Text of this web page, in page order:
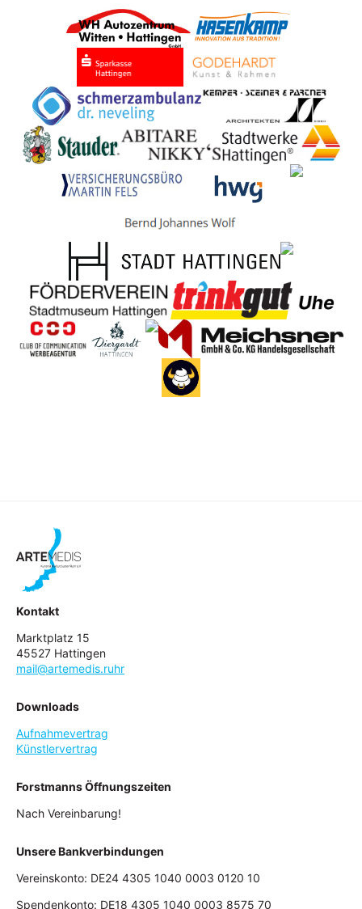
Kontakt
Marktplatz 15
45527 Hattingen
mail@artemedis.ruhr
Downloads
Aufnahmevertrag
Künstlervertrag
Forstmanns Öffnungszeiten
Nach Vereinbarung!
Unsere Bankverbindungen
Vereinskonto: DE24 4305 1040 0003 0120 10
Spendenkonto: DE18 4305 1040 0003 8575 70